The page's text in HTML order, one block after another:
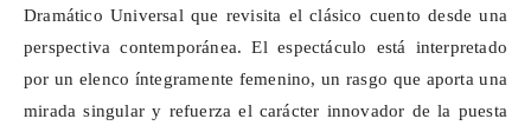
Dramático Universal que revisita el clásico cuento desde una
perspectiva contemporánea. El espectáculo está interpretado
por un elenco íntegramente femenino, un rasgo que aporta una
mirada singular y refuerza el carácter innovador de la puesta